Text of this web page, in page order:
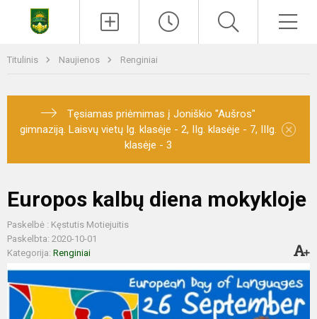
Titulinis Naujienos Renginiai
Tęsiamas priėmimas į Joniškio "Aušros"
gimnaziją. Laisvų vietų Ig. klasėje - 2, IIg. klasėje - 7, IIIg.
klasėje - 3
×
Europos kalbų diena mokykloje
Paskelbė : Kęstutis Motiejuitis
Paskelbta: 2020-10-01
Kategorija: Renginiai